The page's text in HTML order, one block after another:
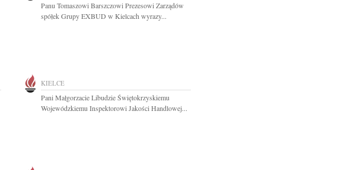
Panu Tomaszowi Barszczowi Prezesowi Zarządów
spółek Grupy EXBUD w Kielcach wyrazy...
KIELCE
Pani Małgorzacie Libudzie Świętokrzyskiemu
Wojewódzkiemu Inspektorowi Jakości Handlowej...